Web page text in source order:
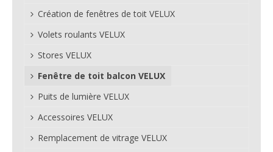
Création de fenêtres de toit VELUX
Volets roulants VELUX
Stores VELUX
Fenêtre de toit balcon VELUX
Puits de lumière VELUX
Accessoires VELUX
Remplacement de vitrage VELUX